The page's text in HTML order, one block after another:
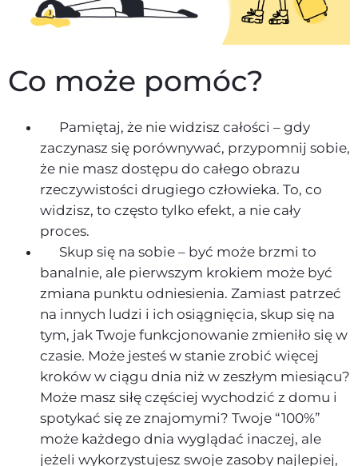
Co może pomóc?
Pamiętaj, że nie widzisz całości – gdy
zaczynasz się porównywać, przypomnij sobie,
że nie masz dostępu do całego obrazu
rzeczywistości drugiego człowieka. To, co
widzisz, to często tylko efekt, a nie cały
proces.
Skup się na sobie – być może brzmi to
banalnie, ale pierwszym krokiem może być
zmiana punktu odniesienia. Zamiast patrzeć
na innych ludzi i ich osiągnięcia, skup się na
tym, jak Twoje funkcjonowanie zmieniło się w
czasie. Może jesteś w stanie zrobić więcej
kroków w ciągu dnia niż w zeszłym miesiącu?
Może masz siłę częściej wychodzić z domu i
spotykać się ze znajomymi? Twoje “100%”
może każdego dnia wyglądać inaczej, ale
jeżeli wykorzystujesz swoje zasoby najlepiej,